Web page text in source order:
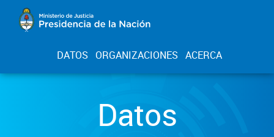
DATOS ORGANIZACIONES ACERCA
Datos